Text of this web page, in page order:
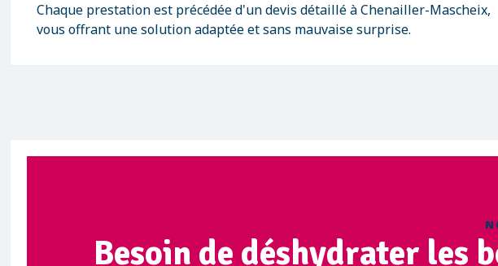
Chaque prestation est précédée d'un devis détaillé à Chenailler-Mascheix,
vous offrant une solution adaptée et sans mauvaise surprise.
Besoin de déshydrater les